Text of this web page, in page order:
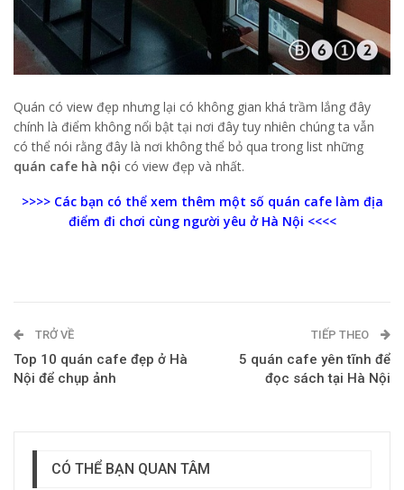
Quán có view đẹp nhưng lại có không gian khá trầm lắng đây
chính là điểm không nổi bật tại nơi đây tuy nhiên chúng ta vẫn
có thể nói rằng đây là nơi không thể bỏ qua trong list những
quán cafe hà nội có view đẹp và nhất.
>>>> Các bạn có thể xem thêm một số quán cafe làm địa
điểm đi chơi cùng người yêu ở Hà Nội <<<<
TRỞ VỀ
Top 10 quán cafe đẹp ở Hà
Nội để chụp ảnh
TIẾP THEO
5 quán cafe yên tĩnh để
đọc sách tại Hà Nội
CÓ THỂ BẠN QUAN TÂM